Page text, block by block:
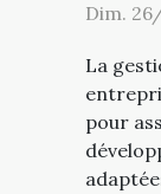
Dim.
La
pour